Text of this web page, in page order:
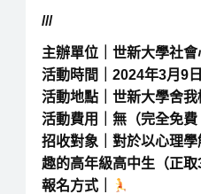
///
主辦單位｜世新大學社會
活動時間｜2024年3月9日
活動地點｜世新大學舍
活動費用｜無（完全免費
招收對象｜對於以心理
趣的高年級高中生（正取
報名方式｜